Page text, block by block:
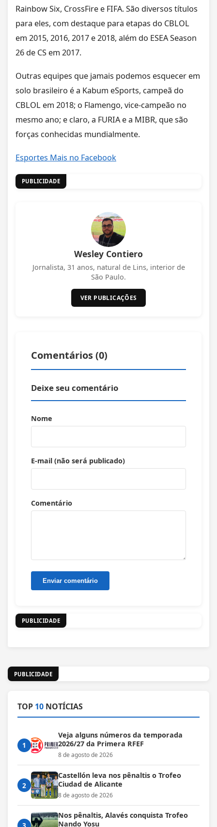
Rainbow Six, CrossFire e FIFA. São diversos títulos
para eles, com destaque para etapas do CBLOL
em 2015, 2016, 2017 e 2018, além do ESEA Season
26 de CS em 2017.
Outras equipes que jamais podemos esquecer em
solo brasileiro é a Kabum eSports, campeã do
CBLOL em 2018; o Flamengo, vice-campeão no
mesmo ano; e claro, a FURIA e a MIBR, que são
forças conhecidas mundialmente.
Esportes Mais no Facebook
PUBLICIDADE
Wesley Contiero
Jornalista, 31 anos, natural de Lins, interior de
São Paulo.
VER PUBLICAÇÕES
Comentários (0)
Deixe seu comentário
Nome
E-mail (não será publicado)
Comentário
PUBLICIDADE
PUBLICIDADE
TOP 10 NOTÍCIAS
1
Veja alguns números da temporada
2026/27 da Primera RFEF
8 de agosto de 2026
2
Castellón leva nos pênaltis o Trofeo
Ciudad de Alicante
8 de agosto de 2026
Nos pênaltis, Alavés conquista Trofeo
Nando Yosu